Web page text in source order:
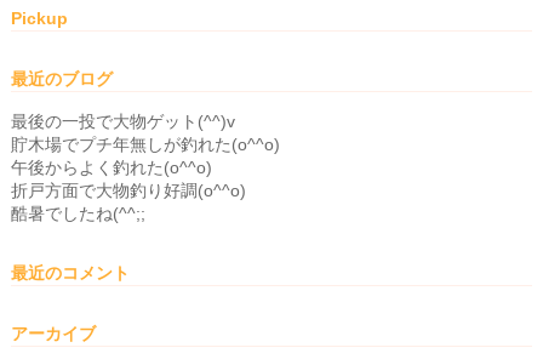
Pickup
最近のブログ
最後の一投で大物ゲット(^^)v
貯木場でプチ年無しが釣れた(o^^o)
午後からよく釣れた(o^^o)
折戸方面で大物釣り好調(o^^o)
酷暑でしたね(^^;;
最近のコメント
アーカイブ